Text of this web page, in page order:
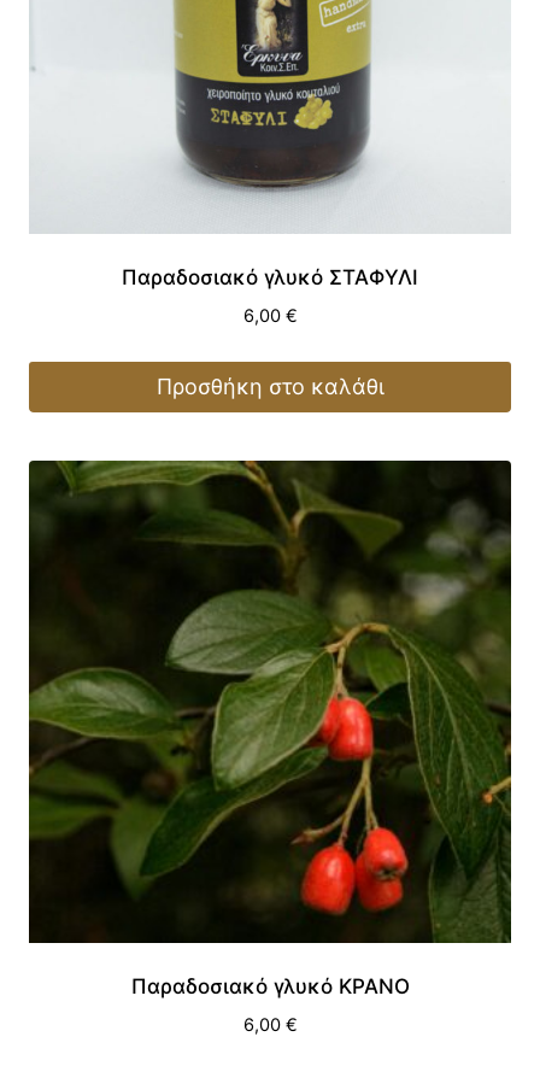
Παραδοσιακό γλυκό ΣΤΑΦΥΛΙ
6,00 €
Προσθήκη στο καλάθι
Παραδοσιακό γλυκό ΚΡΑΝΟ
6,00 €